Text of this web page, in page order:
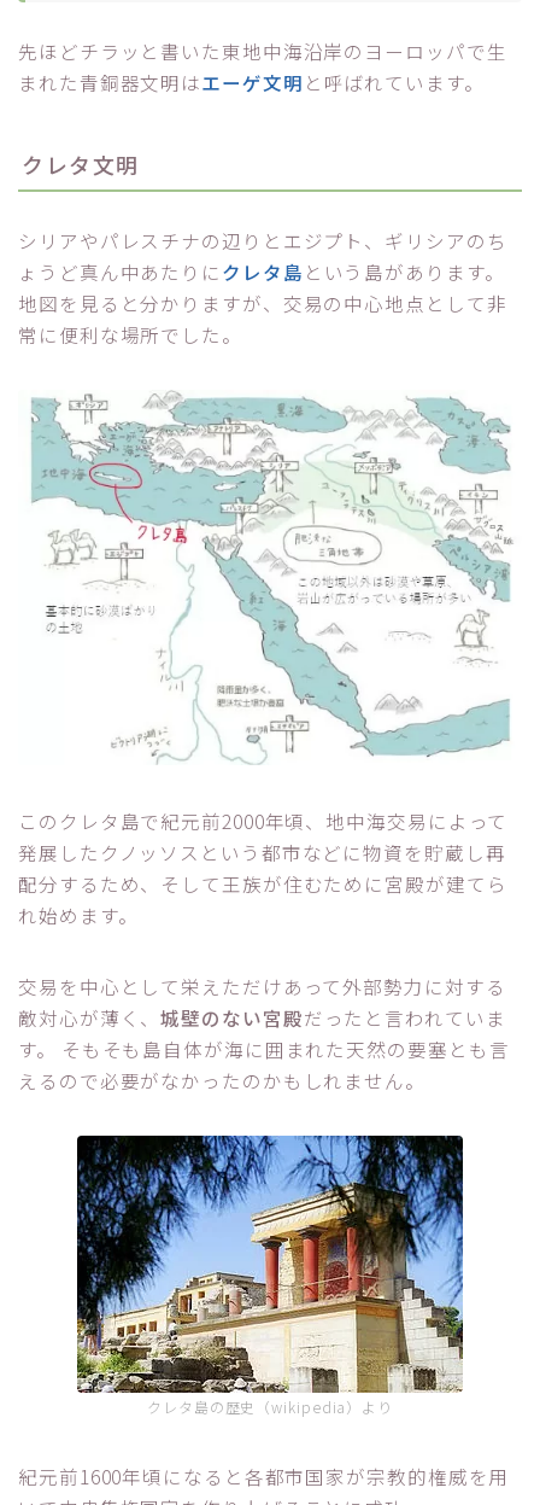
先ほどチラッと書いた東地中海沿岸のヨーロッパで生
まれた青銅器文明はエーゲ文明 と呼ばれています。
クレタ文明
シリアやパレスチナの辺りとエジプト、ギリシアのち
ょうど真ん中あたりにクレタ島 という島があります。
地図を見ると分かりますが、交易の中心地点として非
常に便利な場所でした。
このクレタ島で紀元前2000年頃、地中海交易によって
発展したクノッソスという都市などに物資を貯蔵し再
配分するため、そして王族が住むために宮殿が建てら
れ始めます。
交易を中心として栄えただけあって外部勢力に対する
敵対心が薄く、城壁のない宮殿だったと言われていま
す。 そもそも島自体が海に囲まれた天然の要塞とも言
えるので必要がなかったのかもしれません。
クレタ島の歴史（wikipedia）より
紀元前1600年頃になると各都市国家が宗教的権威を用